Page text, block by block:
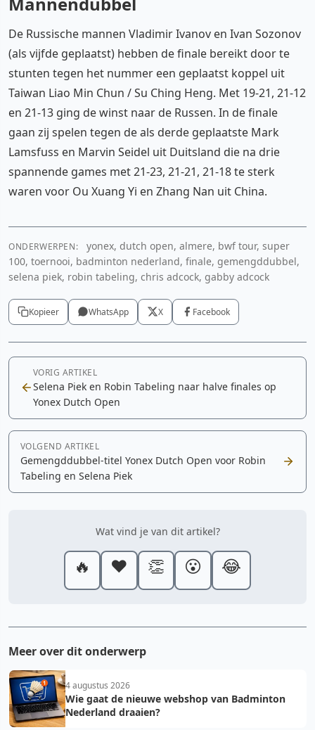
De Russische mannen Vladimir Ivanov en Ivan Sozonov
(als vijfde geplaatst) hebben de finale bereikt door te
stunten tegen het nummer een geplaatst koppel uit
Taiwan Liao Min Chun / Su Ching Heng. Met 19-21, 21-12
en 21-13 ging de winst naar de Russen. In de finale
gaan zij spelen tegen de als derde geplaatste Mark
Lamsfuss en Marvin Seidel uit Duitsland die na drie
spannende games met 21-23, 21-21, 21-18 te sterk
waren voor Ou Xuang Yi en Zhang Nan uit China.
ONDERWERPEN:
yonex, dutch open, almere, bwf tour, super
100, toernooi, badminton nederland, finale, gemengddubbel,
selena piek, robin tabeling, chris adcock, gabby adcock
Kopieer WhatsApp X Facebook
VORIG ARTIKEL
Selena Piek en Robin Tabeling naar halve finales op
Yonex Dutch Open
VOLGEND ARTIKEL
Gemengddubbel-titel Yonex Dutch Open voor Robin
Tabeling en Selena Piek
Wat vind je van dit artikel?
🔥 ❤️ 👏 😮 😂
Meer over dit onderwerp
4 augustus 2026
Wie gaat de nieuwe webshop van Badminton
Nederland draaien?